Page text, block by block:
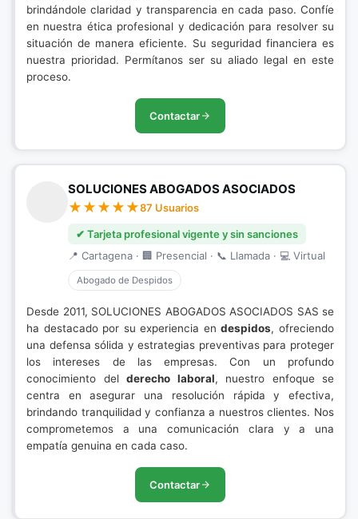
brindándole claridad y transparencia en cada paso. Confíe
en nuestra ética profesional y dedicación para resolver su
situación de manera eficiente. Su seguridad financiera es
nuestra prioridad. Permítanos ser su aliado legal en este
proceso.
Contactar
SOLUCIONES ABOGADOS ASOCIADOS
87 Usuarios
✔ Tarjeta profesional vigente y sin sanciones
📍 Cartagena · 🏢 Presencial · 📞 Llamada · 💻 Virtual
Abogado de Despidos
Desde 2011, SOLUCIONES ABOGADOS ASOCIADOS SAS se
ha destacado por su experiencia endespidos, ofreciendo
una defensa sólida y estrategias preventivas para proteger
los intereses de las empresas. Con un profundo
conocimiento del derecho laboral, nuestro enfoque se
centra en asegurar una resolución rápida y efectiva,
brindando tranquilidad y confianza a nuestros clientes. Nos
comprometemos a una comunicación clara y a una
empatía genuina en cada caso.
Contactar